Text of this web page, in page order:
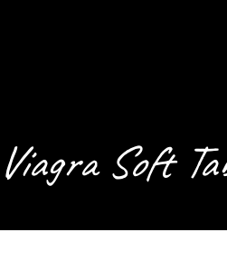
Viagra Soft